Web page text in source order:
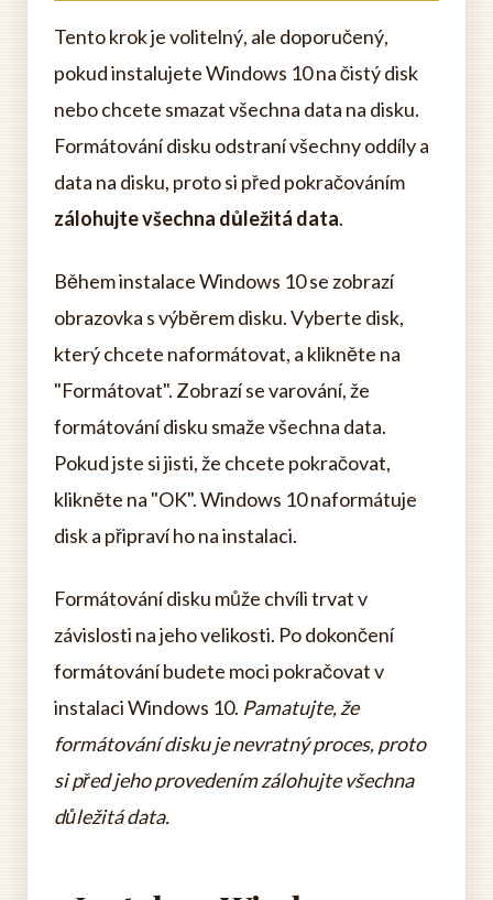
Tento krok je volitelný, ale doporučený,
pokud instalujete Windows 10 na čistý disk
nebo chcete smazat všechna data na disku.
Formátování disku odstraní všechny oddíly a
data na disku, proto si před pokračováním
zálohujte všechna důležitá data.
Během instalace Windows 10 se zobrazí
obrazovka s výběrem disku. Vyberte disk,
který chcete naformátovat, a klikněte na
"Formátovat". Zobrazí se varování, že
formátování disku smaže všechna data.
Pokud jste si jisti, že chcete pokračovat,
klikněte na "OK". Windows 10 naformátuje
disk a připraví ho na instalaci.
Formátování disku může chvíli trvat v
závislosti na jeho velikosti. Po dokončení
formátování budete moci pokračovat v
instalaci Windows 10. Pamatujte, že
formátování disku je nevratný proces, proto
si před jeho provedením zálohujte všechna
důležitá data.